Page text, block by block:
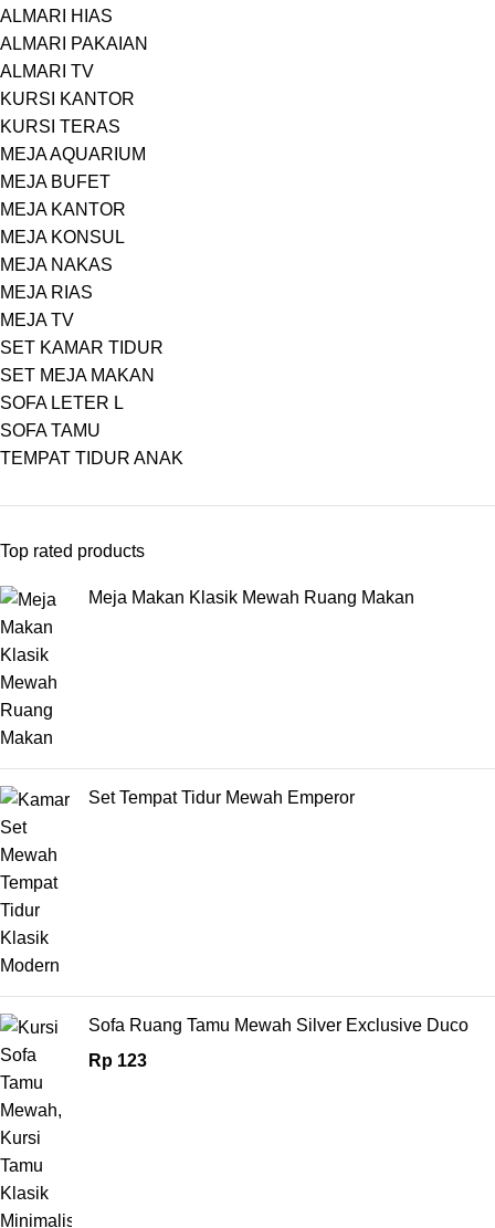
ALMARI HIAS
ALMARI PAKAIAN
ALMARI TV
KURSI KANTOR
KURSI TERAS
MEJA AQUARIUM
MEJA BUFET
MEJA KANTOR
MEJA KONSUL
MEJA NAKAS
MEJA RIAS
MEJA TV
SET KAMAR TIDUR
SET MEJA MAKAN
SOFA LETER L
SOFA TAMU
TEMPAT TIDUR ANAK
Top rated products
Meja Makan Klasik Mewah Ruang Makan
Set Tempat Tidur Mewah Emperor
Sofa Ruang Tamu Mewah Silver Exclusive Duco
Rp 123